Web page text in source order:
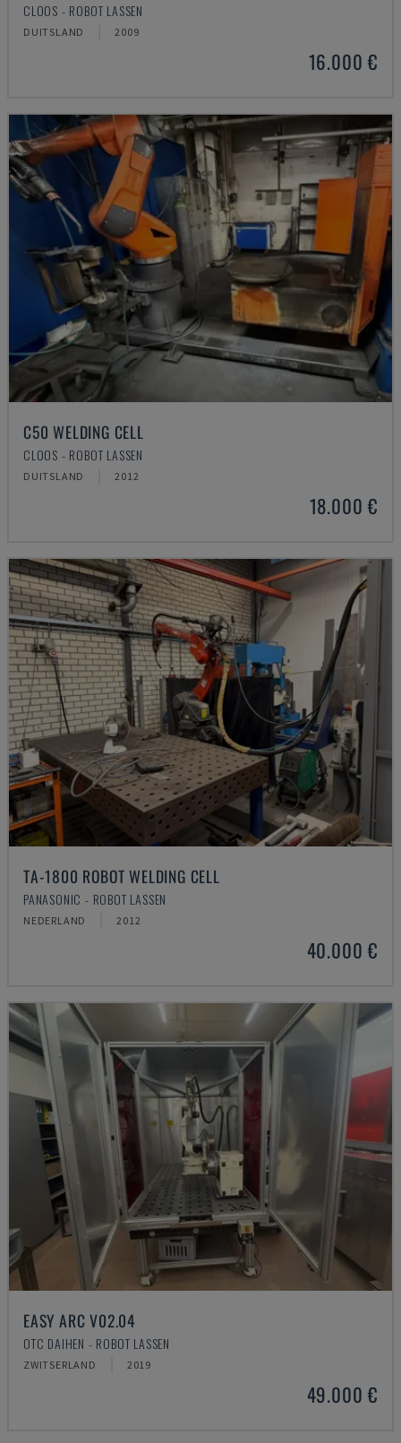
CLOOS - ROBOT LASSEN
DUITSLAND 2009
16.000 €
C50 WELDING CELL
CLOOS - ROBOT LASSEN
DUITSLAND 2012
18.000 €
TA-1800 ROBOT WELDING CELL
PANASONIC - ROBOT LASSEN
NEDERLAND 2012
40.000 €
EASY ARC V02.04
OTC DAIHEN - ROBOT LASSEN
ZWITSERLAND 2019
49.000 €